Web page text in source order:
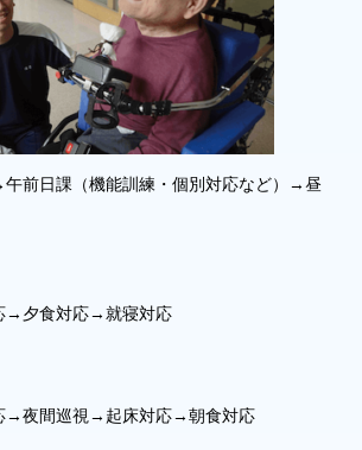
前日課（機能訓練・個別対応など）→昼
→夕食対応→就寝対応
→夜間巡視→起床対応→朝食対応